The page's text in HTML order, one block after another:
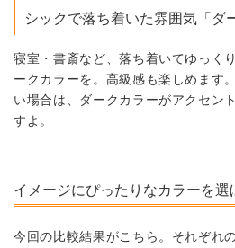
シックで落ち着いた雰囲気「ダ
寝室・書斎など、落ち着いてゆっく
ークカラーを。高級感も楽しめます
い場合は、ダークカラーがアクセン
すよ。
イメージにぴったりなカラーを選
今回の比較結果がこちら。それぞれ